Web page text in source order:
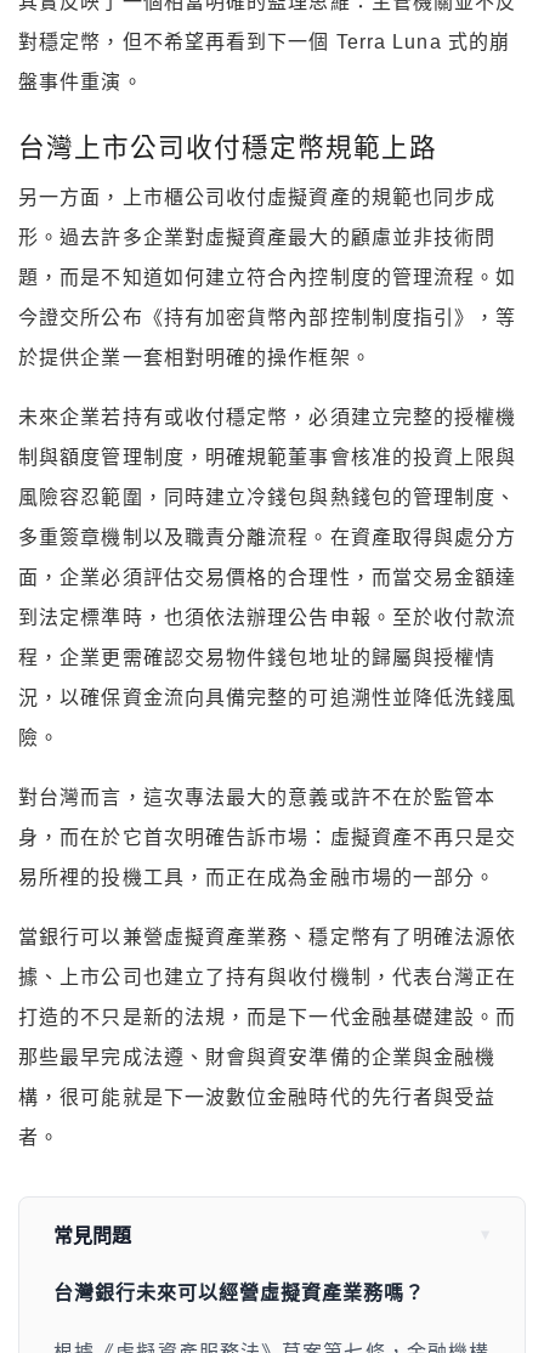
對穩定幣，但不希望再看到下一個 Terra Luna 式的崩
盤事件重演。
台灣上市公司收付穩定幣規範上路
另一方面，上市櫃公司收付虛擬資產的規範也同步成
形。過去許多企業對虛擬資產最大的顧慮並非技術問
題，而是不知道如何建立符合內控制度的管理流程。如
今證交所公布《持有加密貨幣內部控制制度指引》，等
於提供企業一套相對明確的操作框架。
未來企業若持有或收付穩定幣，必須建立完整的授權機
制與額度管理制度，明確規範董事會核准的投資上限與
風險容忍範圍，同時建立冷錢包與熱錢包的管理制度、
多重簽章機制以及職責分離流程。在資產取得與處分方
面，企業必須評估交易價格的合理性，而當交易金額達
到法定標準時，也須依法辦理公告申報。至於收付款流
程，企業更需確認交易物件錢包地址的歸屬與授權情
況，以確保資金流向具備完整的可追溯性並降低洗錢風
險。
對台灣而言，這次專法最大的意義或許不在於監管本
身，而在於它首次明確告訴市場：虛擬資產不再只是交
易所裡的投機工具，而正在成為金融市場的一部分。
當銀行可以兼營虛擬資產業務、穩定幣有了明確法源依
據、上市公司也建立了持有與收付機制，代表台灣正在
打造的不只是新的法規，而是下一代金融基礎建設。而
那些最早完成法遵、財會與資安準備的企業與金融機
構，很可能就是下一波數位金融時代的先行者與受益
者。
常見問題
台灣銀行未來可以經營虛擬資產業務嗎？